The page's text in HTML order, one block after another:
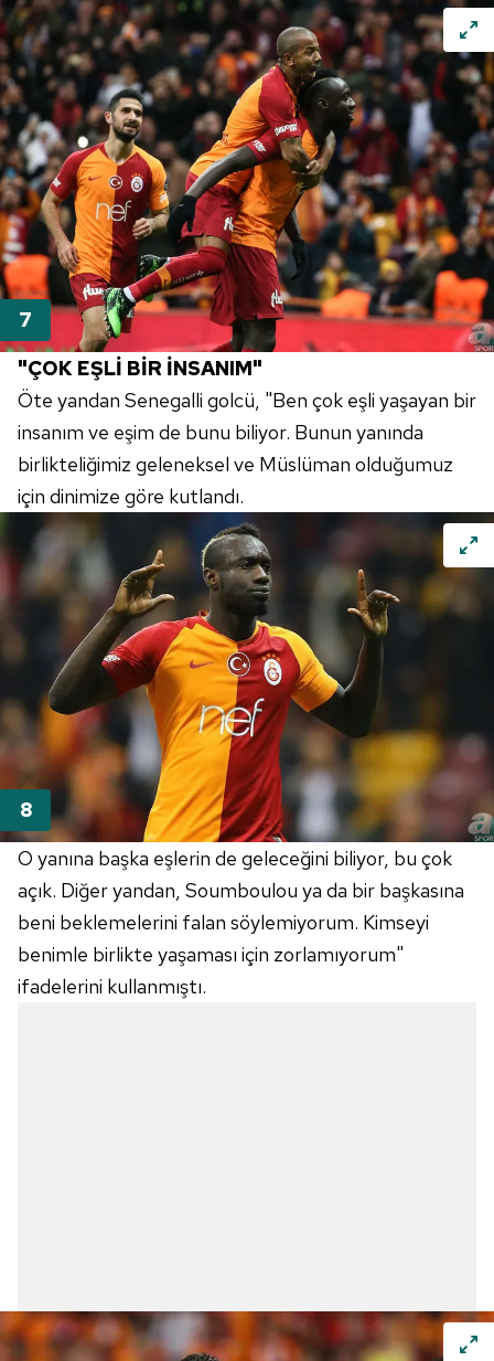
"ÇOK EŞLİ BİR İNSANIM"
Öte yandan Senegalli golcü, "Ben çok eşli yaşayan bir
insanım ve eşim de bunu biliyor. Bunun yanında
birlikteliğimiz geleneksel ve Müslüman olduğumuz
için dinimize göre kutlandı.
O yanına başka eşlerin de geleceğini biliyor, bu çok
açık. Diğer yandan, Soumboulou ya da bir başkasına
beni beklemelerini falan söylemiyorum. Kimseyi
benimle birlikte yaşaması için zorlamıyorum"
ifadelerini kullanmıştı.